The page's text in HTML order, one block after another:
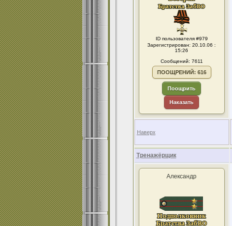
ID пользователя #979
Зарегистрирован: 20.10.06 :
15:26
Сообщений: 7611
ПООЩРЕНИЙ: 616
Поощрить
Наказать
Наверх
Тренажёрщик
Александр